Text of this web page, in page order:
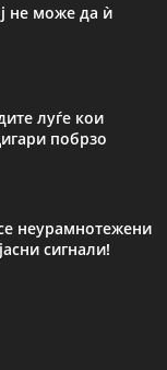
не може да ѝ
луѓе кои
побрзо
неурамнотежени
сигнали!